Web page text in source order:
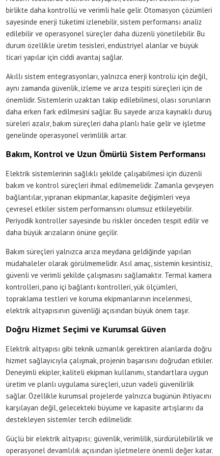
birlikte daha kontrollü ve verimli hale gelir. Otomasyon çözümleri
sayesinde enerji tüketimi izlenebilir, sistem performansı analiz
edilebilir ve operasyonel süreçler daha düzenli yönetilebilir. Bu
durum özellikle üretim tesisleri, endüstriyel alanlar ve büyük
ticari yapılar için ciddi avantaj sağlar.
Akıllı sistem entegrasyonları, yalnızca enerji kontrolü için değil,
aynı zamanda güvenlik, izleme ve arıza tespiti süreçleri için de
önemlidir. Sistemlerin uzaktan takip edilebilmesi, olası sorunların
daha erken fark edilmesini sağlar. Bu sayede arıza kaynaklı duruş
süreleri azalır, bakım süreçleri daha planlı hale gelir ve işletme
genelinde operasyonel verimlilik artar.
Bakım, Kontrol ve Uzun Ömürlü Sistem Performansı
Elektrik sistemlerinin sağlıklı şekilde çalışabilmesi için düzenli
bakım ve kontrol süreçleri ihmal edilmemelidir. Zamanla gevşeyen
bağlantılar, yıpranan ekipmanlar, kapasite değişimleri veya
çevresel etkiler sistem performansını olumsuz etkileyebilir.
Periyodik kontroller sayesinde bu riskler önceden tespit edilir ve
daha büyük arızaların önüne geçilir.
Bakım süreçleri yalnızca arıza meydana geldiğinde yapılan
müdahaleler olarak görülmemelidir. Asıl amaç, sistemin kesintisiz,
güvenli ve verimli şekilde çalışmasını sağlamaktır. Termal kamera
kontrolleri, pano içi bağlantı kontrolleri, yük ölçümleri,
topraklama testleri ve koruma ekipmanlarının incelenmesi,
elektrik altyapısının güvenliği açısından büyük önem taşır.
Doğru Hizmet Seçimi ve Kurumsal Güven
Elektrik altyapısı gibi teknik uzmanlık gerektiren alanlarda doğru
hizmet sağlayıcıyla çalışmak, projenin başarısını doğrudan etkiler.
Deneyimli ekipler, kaliteli ekipman kullanımı, standartlara uygun
üretim ve planlı uygulama süreçleri, uzun vadeli güvenilirlik
sağlar. Özellikle kurumsal projelerde yalnızca bugünün ihtiyacını
karşılayan değil, gelecekteki büyüme ve kapasite artışlarını da
destekleyen sistemler tercih edilmelidir.
Güçlü bir elektrik altyapısı; güvenlik, verimlilik, sürdürülebilirlik ve
operasyonel devamlılık açısından işletmelere önemli değer katar.